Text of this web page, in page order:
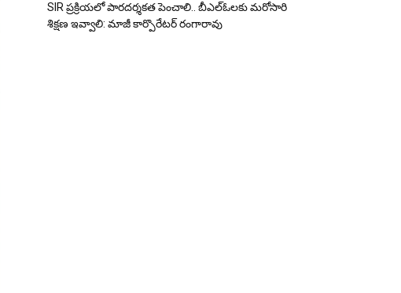
SIR ప్రక్రియలో పారదర్శకత పెంచాలి.. బీఎల్ఓలకు మరోసారి
శిక్షణ ఇవ్వాలి: మాజీ కార్పొరేటర్ రంగారావు